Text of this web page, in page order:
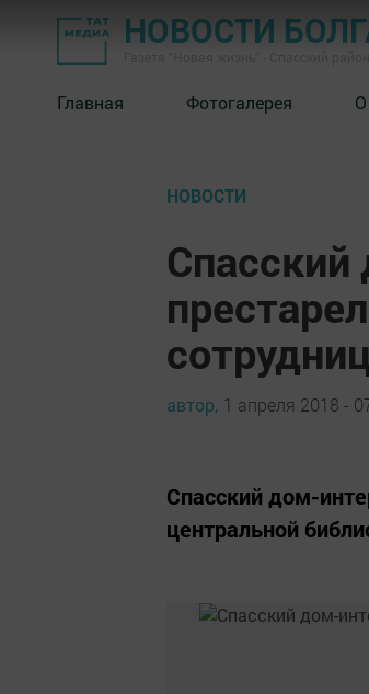
НОВОСТИ
Главная Фотогалерея
НОВОСТИ
автор, 1 апреля 2018 -
Спасский дом-
центральной